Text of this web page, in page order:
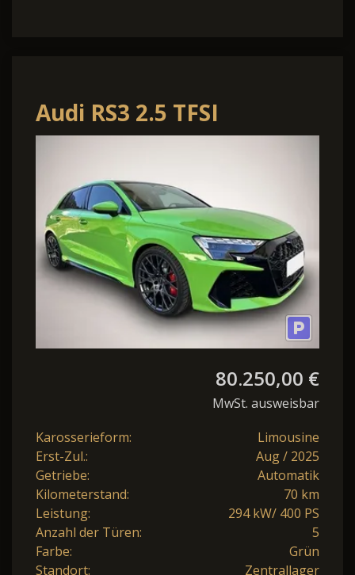
Audi RS3 2.5 TFSI
Sportback quattro, Sport
AGA,ACC,Pano,.
80.250,00 €
MwSt. ausweisbar
Karosserieform:
Limousine
Erst-Zul.:
Aug / 2025
Getriebe:
Automatik
Kilometerstand:
70 km
Leistung:
294 kW/ 400 PS
Anzahl der Türen:
5
Farbe:
Grün
Standort:
Zentrallager